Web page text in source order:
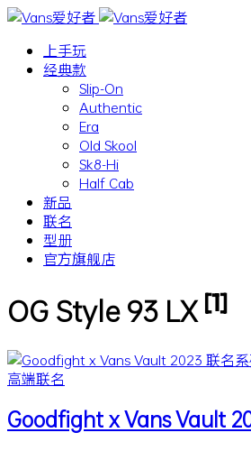
上手玩
经典款
Slip-On
Authentic
Era
Old Skool
Sk8-Hi
Half Cab
新品
联名
型册
官方旗舰店
OG Style 93 LX [1]
高端联名
Goodfight x Vans Vault